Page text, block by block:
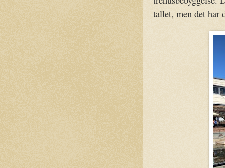
tallet, men det har